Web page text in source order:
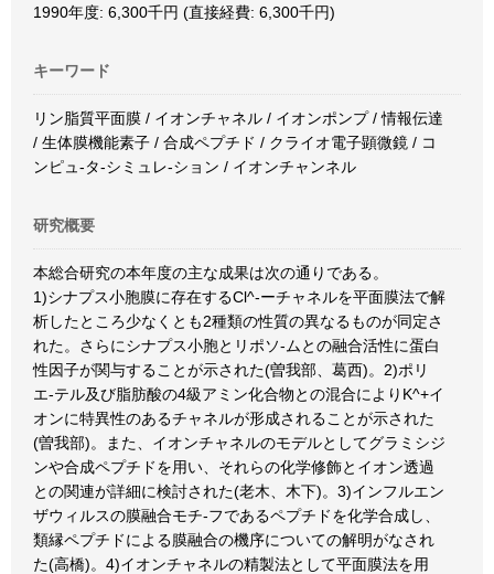
1990年度: 6,300千円 (直接経費: 6,300千円)
キーワード
リン脂質平面膜 / イオンチャネル / イオンポンプ / 情報伝達
/ 生体膜機能素子 / 合成ペプチド / クライオ電子顕微鏡 / コ
ンピュ-タ-シミュレ-ション / イオンチャンネル
研究概要
本総合研究の本年度の主な成果は次の通りである。
1)シナプス小胞膜に存在するCl^-ーチャネルを平面膜法で解
析したところ少なくとも2種類の性質の異なるものが同定さ
れた。さらにシナプス小胞とリポソ-ムとの融合活性に蛋白
性因子が関与することが示された(曽我部、葛西)。2)ポリ
エ-テル及び脂肪酸の4級アミン化合物との混合によりK^+イ
オンに特異性のあるチャネルが形成されることが示された
(曽我部)。また、イオンチャネルのモデルとしてグラミシジ
ンや合成ペプチドを用い、それらの化学修飾とイオン透過
との関連が詳細に検討された(老木、木下)。3)インフルエン
ザウィルスの膜融合モチ-フであるペプチドを化学合成し、
類縁ペプチドによる膜融合の機序についての解明がなされ
た(高橋)。4)イオンチャネルの精製法として平面膜法を用